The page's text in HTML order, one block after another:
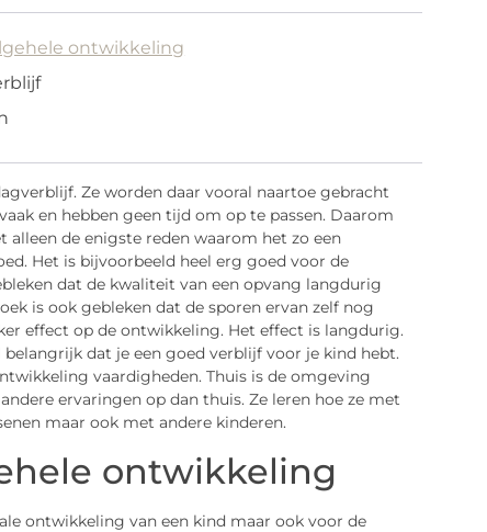
ontwikkeling
Ze worden daar vooral naartoe gebracht
en hebben geen tijd om op te passen. Daarom
alleen de enigste reden waarom het zo een
Het is bijvoorbeeld heel erg goed voor de
dat de kwaliteit van een opvang langdurig
is ook gebleken dat de sporen ervan zelf nog
effect op de ontwikkeling. Het effect is langdurig.
dat je een goed verblijf voor je kind hebt.
vaardigheden. Thuis is de omgeving
ervaringen op dan thuis. Ze leren hoe ze met
maar ook met andere kinderen.
ontwikkeling
ontwikkeling van een kind maar ook voor de